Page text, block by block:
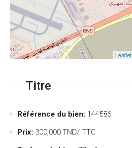
Leaflet
Titre
Référence du bien: 144586
Prix: 300,000 TND/ TTC